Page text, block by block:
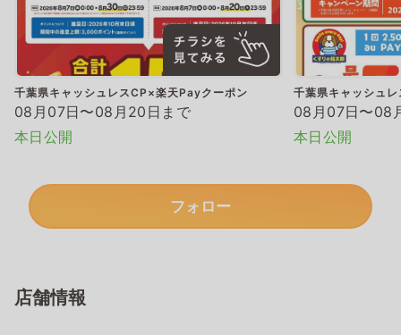
千葉県キャッシュレスCP×楽天Payクーポン
08月07日〜08月20日まで
本日公開
千葉県キャッシュ
08月07日〜08
本日公開
フォロー
店舗情報